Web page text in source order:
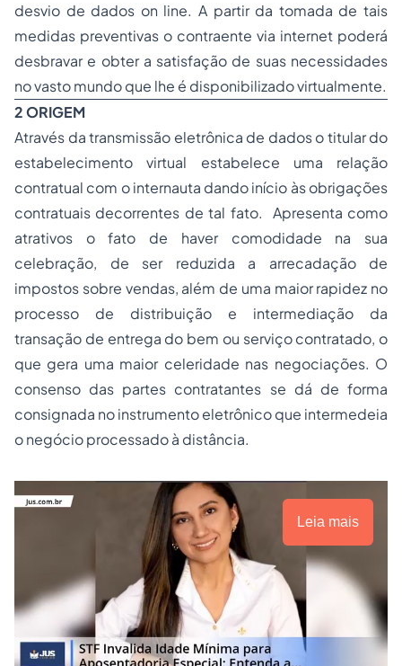
desvio de dados on line. A partir da tomada de tais
medidas preventivas o contraente via internet poderá
desbravar e obter a satisfação de suas necessidades
no vasto mundo que lhe é disponibilizado virtualmente.
2 ORIGEM
Através da transmissão eletrônica de dados o titular do
estabelecimento virtual estabelece uma relação
contratual com o internauta dando início às obrigações
contratuais decorrentes de tal fato. Apresenta como
atrativos o fato de haver comodidade na sua
celebração, de ser reduzida a arrecadação de
impostos sobre vendas, além de uma maior rapidez no
processo de distribuição e intermediação da
transação de entrega do bem ou serviço contratado, o
que gera uma maior celeridade nas negociações. O
consenso das partes contratantes se dá de forma
consignada no instrumento eletrônico que intermedeia
o negócio processado à distância.
Leia mais